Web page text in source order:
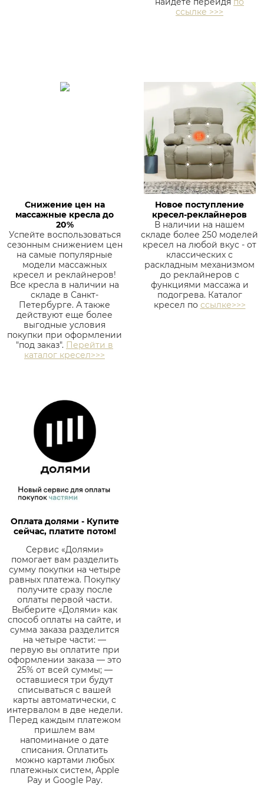
ссылке >>>
Снижение цен на
массажные кресла до
20%
Успейте воспользоваться
сезонным снижением цен
на самые популярные
модели массажных
кресел и реклайнеров!
Все кресла в наличии на
складе в Санкт-
Петербурге. А также
действуют еще более
выгодные условия
покупки при оформлении
"под заказ". Перейти в
каталог кресел>>>
Новое поступление
кресел-реклайнеров
В наличии на нашем
складе более 250 моделей
кресел на любой вкус - от
классических с
раскладным механизмом
до реклайнеров с
функциями массажа и
подогрева. Каталог
кресел по ссылке>>>
Оплата долями - Купите
сейчас, платите потом!
Сервис «Долями»
помогает вам разделить
сумму покупки на четыре
равных платежа. Покупку
получите сразу после
оплаты первой части.
Выберите «Долями» как
способ оплаты на сайте, и
сумма заказа разделится
на четыре части: —
первую вы оплатите при
оформлении заказа — это
25% от всей суммы; —
оставшиеся три будут
списываться с вашей
карты автоматически, с
интервалом в две недели.
Перед каждым платежом
пришлем вам
напоминание о дате
списания. Оплатить
можно картами любых
платежных систем, Apple
Pay и Google Pay.